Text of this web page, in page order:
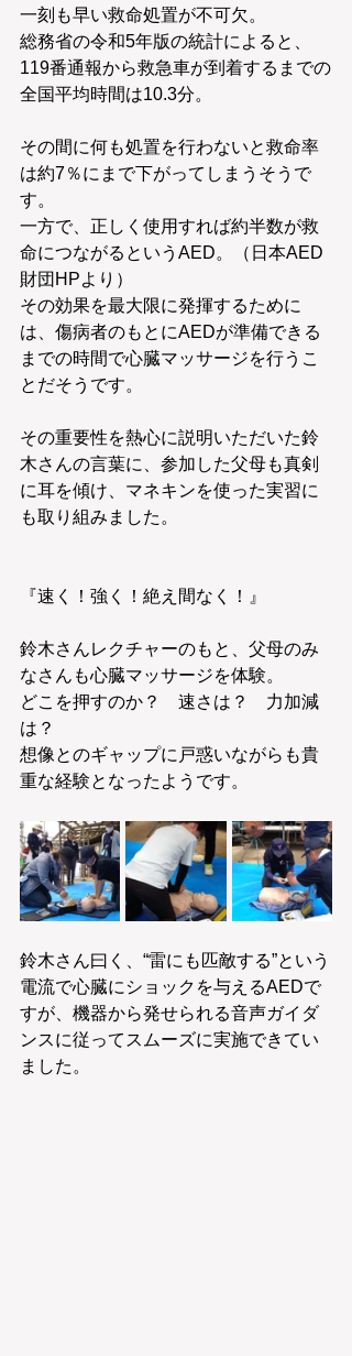
一刻も早い救命処置が不可欠。
総務省の令和5年版の統計によると、
119番通報から救急車が到着するまでの
全国平均時間は10.3分。
その間に何も処置を行わないと救命率
は約7％にまで下がってしまうそうで
す。
一方で、正しく使用すれば約半数が救
命につながるというAED。（日本AED
財団HPより）
その効果を最大限に発揮するために
は、傷病者のもとにAEDが準備できる
までの時間で心臓マッサージを行うこ
とだそうです。
その重要性を熱心に説明いただいた鈴
木さんの言葉に、参加した父母も真剣
に耳を傾け、マネキンを使った実習に
も取り組みました。
『速く！強く！絶え間なく！』
鈴木さんレクチャーのもと、父母のみ
なさんも心臓マッサージを体験。
どこを押すのか？　速さは？　力加減
は？
想像とのギャップに戸惑いながらも貴
重な経験となったようです。
鈴木さん曰く、“雷にも匹敵する”という
電流で心臓にショックを与えるAEDで
すが、機器から発せられる音声ガイダ
ンスに従ってスムーズに実施できてい
ました。